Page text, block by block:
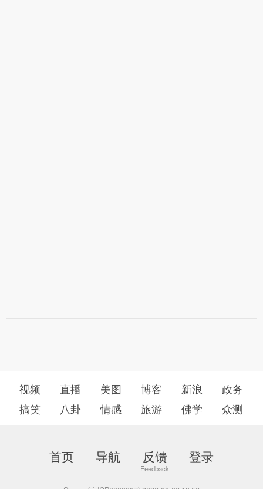
视频 直播 美图 博客 新浪
政务
搞笑
八卦 情感 旅游 佛学 众测
首页 导航 反馈 登录